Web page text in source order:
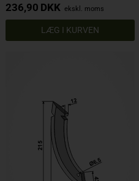
236,90 DKK ekskl. moms